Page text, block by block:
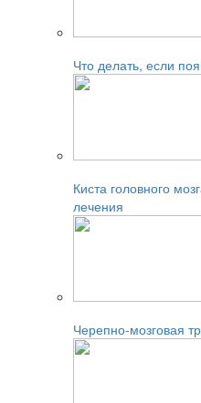
Что делать, если
Киста головного
лечения
Черепно-мозговая